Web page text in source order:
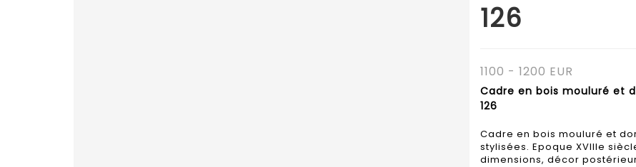
126
1100 - 1200 EUR
Cadre en bois mouluré et
126
Cadre en bois mouluré et
stylisées. Epoque XVIIIe
dimensions, décor